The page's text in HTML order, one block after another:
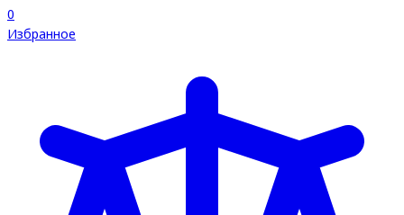
0
Избранное